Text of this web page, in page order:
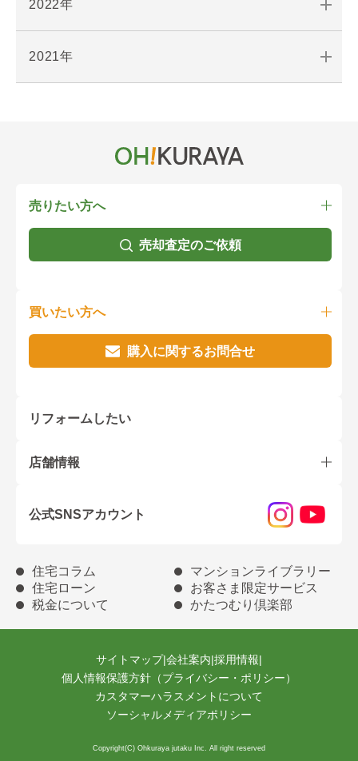
2022年
2021年
売りたい方へ
売却査定のご依頼
買いたい方へ
購入に関するお問合せ
リフォームしたい
店舗情報
公式SNSアカウント
住宅コラム
マンションライブラリー
住宅ローン
お客さま限定サービス
税金について
かたつむり倶楽部
サイトマップ|会社案内|採用情報|
個人情報保護方針（プライバシー・ポリシー）
カスタマーハラスメントについて
ソーシャルメディアポリシー
Copyright(C) Ohkuraya jutaku Inc. All right reserved